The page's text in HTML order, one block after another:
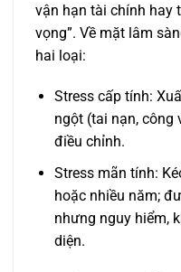
vận hạn tài chính hay
vọng”. Về mặt lâm
hai loại:
Stress cấp tính:
ngột (tai nạn, công
điều chỉnh.
Stress mãn tính:
hoặc nhiều năm;
nhưng nguy hiểm,
diện.